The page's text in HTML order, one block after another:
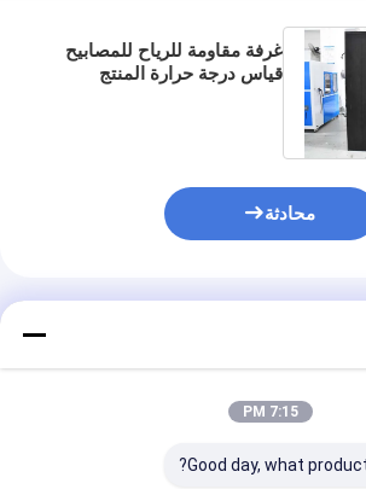
غرفة مقاومة للرياح للمصابيح
قياس درجة حرارة المنتج
محادثة
7:15 PM
Good day, what